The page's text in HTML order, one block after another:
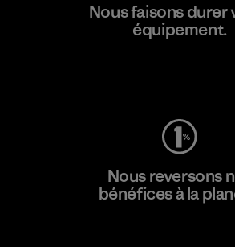
Nous faisons durer
équipement.
Nous reversons
bénéfices à la